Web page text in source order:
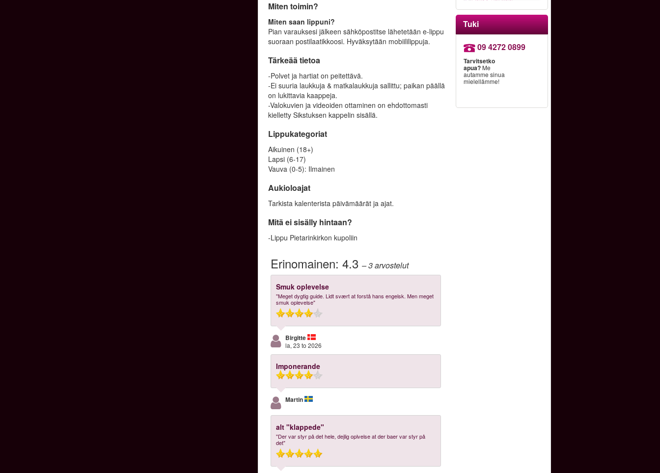
Miten toimin?
Miten saan lippuni?
Pian varauksesi jälkeen sähköpostitse lähetetään e-lippu
suoraan postilaatikkoosi. Hyväksytään mobiililippuja.
Tärkeää tietoa
-Polvet ja hartiat on peitettävä.
-Ei suuria laukkuja & matkalaukkuja sallittu; paikan päällä
on lukittavia kaappeja.
-Valokuvien ja videoiden ottaminen on ehdottomasti
kielletty Sikstuksen kappelin sisällä.
Lippukategoriat
Aikuinen (18+)
Lapsi (6-17)
Vauva (0-5): Ilmainen
Aukioloajat
Tarkista kalenterista päivämäärät ja ajat.
Mitä ei sisälly hintaan?
-Lippu Pietarinkirkon kupoliin
Erinomainen:4.3– 3arvostelut
Smuk oplevelse
"Meget dygtig guide. Lidt svært at forstå hans engelsk. Men meget
smuk oplevelse"
Birgitte
la, 23 to 2026
Imponerande
Martin
alt "klappede"
"Der var styr på det hele, dejlig oplvelse at der baer var styr på
det"
Tuki
09 4272 0899
Tarvitsetko
apua?Me
autamme sinua
mielellämme!